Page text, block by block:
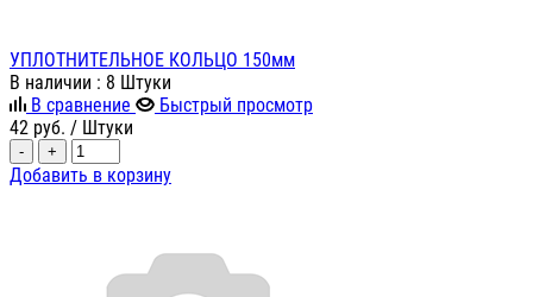
УПЛОТНИТЕЛЬНОЕ КОЛЬЦО 150мм
В наличии : 8 Штуки
В сравнение
Быстрый просмотр
42 руб. / Штуки
- +
Добавить в корзину